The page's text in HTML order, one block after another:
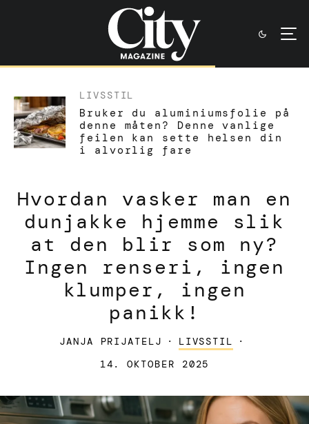
LIVSSTIL
Bruker du aluminiumsfolie på
denne måten? Denne vanlige
feilen kan sette helsen din
i alvorlig fare
Hvordan vasker man en
dunjakke hjemme slik
at den blir som ny?
Ingen renseri, ingen
klumper, ingen
panikk!
JANJA PRIJATELJ · LIVSSTIL
·
14. OKTOBER 2025